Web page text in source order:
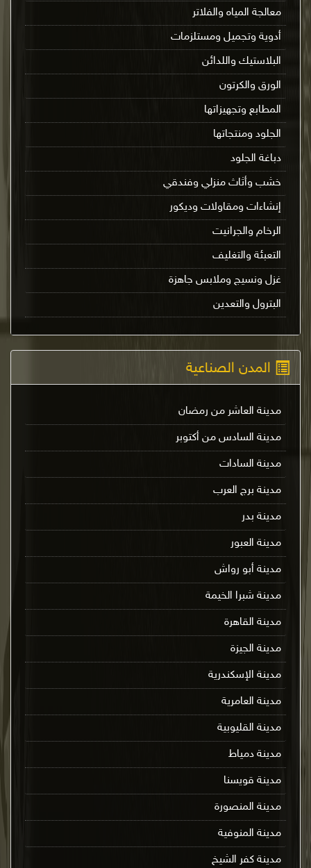
معالجة المياه والفلاتر
أدوية وتجميل ومستلزمات
البلاستيك واللدائن
الورق والكرتون
المطابع وتجهيزاتها
الجلود ومنتجاتها
دباغة الجلود
خشب وأثاث منزلي وفندقي
إنشاءات ومقاولات وديكور
الرخام والجرانيت
التعبئة والتغليف
غزل ونسيج وملابس جاهزة
البترول والتعدين
المدن الصناعية
مدينة العاشر من رمضان
مدينة السادس من أكتوبر
مدينة السادات
مدينة برج العرب
مدينة بدر
مدينة العبور
مدينة أبو رواش
مدينة شبرا الخيمة
مدينة القاهرة
مدينة الجيزة
مدينة الإسكندرية
مدينة العامرية
مدينة القليوبية
مدينة دمياط
مدينة قويسنا
مدينة المنصورة
مدينة المنوفية
مدينة كفر الشيخ